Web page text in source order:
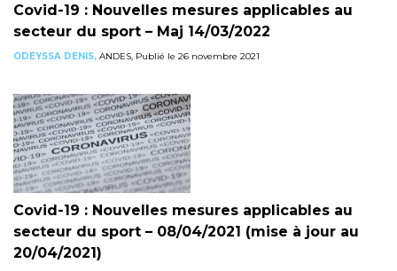
Covid-19 : Nouvelles mesures applicables au
secteur du sport – Maj 14/03/2022
ODEYSSA DENIS, ANDES, Publié le 26 novembre 2021
Covid-19 : Nouvelles mesures applicables au
secteur du sport – 08/04/2021 (mise à jour au
20/04/2021)